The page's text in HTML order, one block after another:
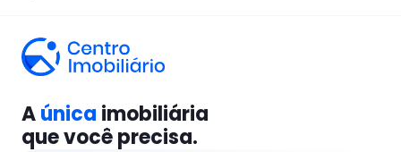
Aúnica imobiliária
que você precisa.